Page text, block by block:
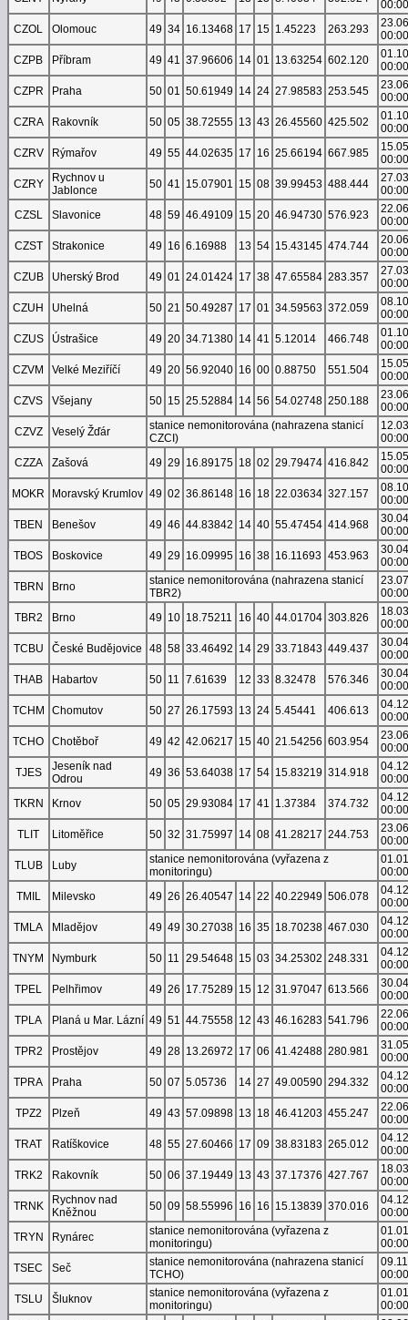
00:00
CZOL
Olomouc 49 34 16.13468 17 15 1.45223 263.293
00:00
CZPB
Příbram 49 41 37.96606 14 01 13.63254 602.120
00:00
CZPR
Praha 50 01 50.61949 14 24 27.98583 253.545
00:00
CZRA
Rakovník 50 05 38.72555 13 43 26.45560 425.502
00:00
CZRV
Rýmařov 49 55 44.02635 17 16 25.66194 667.985
00:00
CZRY
Rychnov u
Jablonce
50 41 15.07901 15 08 39.99453 488.444
00:00
CZSL
Slavonice 48 59 46.49109 15 20 46.94730 576.923
00:00
CZST
Strakonice 49 16 6.16988 13 54 15.43145 474.744
00:00
CZUB
Uherský Brod 49 01 24.01424 17 38 47.65584 283.357
00:00
CZUH
Uhelná 50 21 50.49287 17 01 34.59563 372.059
00:00
CZUS
Ústrašice 49 20 34.71380 14 41 5.12014 466.748
00:00
CZVM
Velké Meziříčí 49 20 56.92040 16 00 0.88750 551.504
00:00
CZVS
Všejany 50 15 25.52884 14 56 54.02748 250.188
00:00
CZVZ
Veselý Žďár
stanice nemonitorována (nahrazena stanicí
CZCI)
00:00
CZZA
Zašová 49 29 16.89175 18 02 29.79474 416.842
00:00
MOKR
Moravský Krumlov 49 02 36.86148 16 18 22.03634 327.157
00:00
TBEN
Benešov 49 46 44.83842 14 40 55.47454 414.968
00:00
TBOS
Boskovice 49 29 16.09995 16 38 16.11693 453.963
00:00
TBRN
Brno
stanice nemonitorována (nahrazena stanicí
TBR2)
00:00
TBR2
Brno 49 10 18.75211 16 40 44.01704 303.826
00:00
TCBU
České Budějovice 48 58 33.46492 14 29 33.71843 449.437
00:00
THAB
Habartov 50 11 7.61639 12 33 8.32478 576.346
00:00
TCHM
Chomutov 50 27 26.17593 13 24 5.45441 406.613
00:00
TCHO
Chotěboř 49 42 42.06217 15 40 21.54256 603.954
00:00
TJES
Jeseník nad
Odrou
49 36 53.64038 17 54 15.83219 314.918
00:00
TKRN
Krnov 50 05 29.93084 17 41 1.37384 374.732
00:00
TLIT
Litoměřice 50 32 31.75997 14 08 41.28217 244.753
00:00
TLUB
Luby
stanice nemonitorována (vyřazena z
monitoringu)
00:00
TMIL
Milevsko 49 26 26.40547 14 22 40.22949 506.078
00:00
TMLA
Mladějov 49 49 30.27038 16 35 18.70238 467.030
00:00
TNYM
Nymburk 50 11 29.54648 15 03 34.25302 248.331
00:00
TPEL
Pelhřimov 49 26 17.75289 15 12 31.97047 613.566
00:00
TPLA
Planá u Mar. Lázní 49 51 44.75558 12 43 46.16283 541.796
00:00
TPR2
Prostějov 49 28 13.26972 17 06 41.42488 280.981
00:00
TPRA
Praha 50 07 5.05736 14 27 49.00590 294.332
00:00
TPZ2
Plzeň 49 43 57.09898 13 18 46.41203 455.247
00:00
TRAT
Ratíškovice 48 55 27.60466 17 09 38.83183 265.012
00:00
TRK2
Rakovník 50 06 37.19449 13 43 37.17376 427.767
00:00
TRNK
Rychnov nad
Kněžnou
50 09 58.55996 16 16 15.13839 370.016
00:00
TRYN
Rynárec
stanice nemonitorována (vyřazena z
monitoringu)
00:00
TSEC
Seč
stanice nemonitorována (nahrazena stanicí
TCHO)
00:00
TSLU
Šluknov
stanice nemonitorována (vyřazena z
monitoringu)
00:00